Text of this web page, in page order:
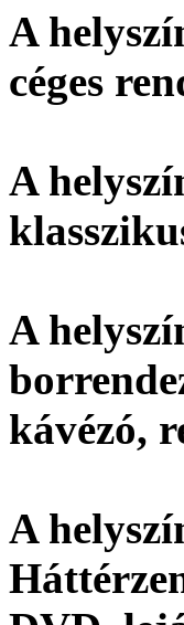
A
céges
A
A
kávézó,
A